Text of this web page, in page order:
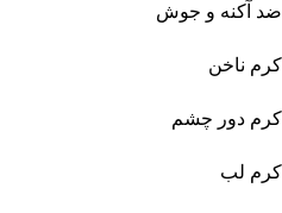
ضد آکنه و جوش
کرم ناخن
کرم دور چشم
کرم لب